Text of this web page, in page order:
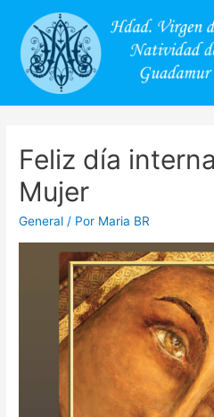
Feliz día
Mujer
General / Por Maria BR